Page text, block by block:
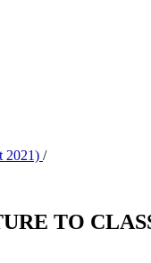
2021) /
TO